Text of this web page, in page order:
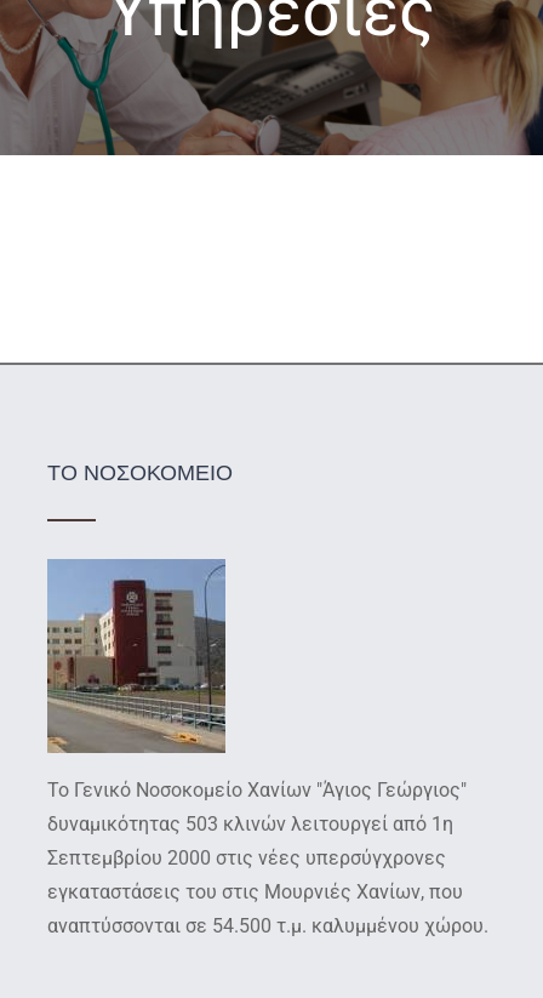
ΤΟ ΝΟΣΟΚΟΜΕΙΟ
Το Γενικό Νοσοκομείο Χανίων "Άγιος Γεώργιος"
δυναμικότητας 503 κλινών λειτουργεί από 1η
Σεπτεμβρίου 2000 στις νέες υπερσύγχρονες
εγκαταστάσεις του στις Μουρνιές Χανίων, που
αναπτύσσονται σε 54.500 τ.μ. καλυμμένου χώρου.